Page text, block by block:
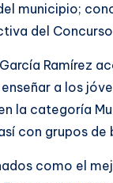
municipio;
del
Ramírez
a los
la categoría
con grupos
como el